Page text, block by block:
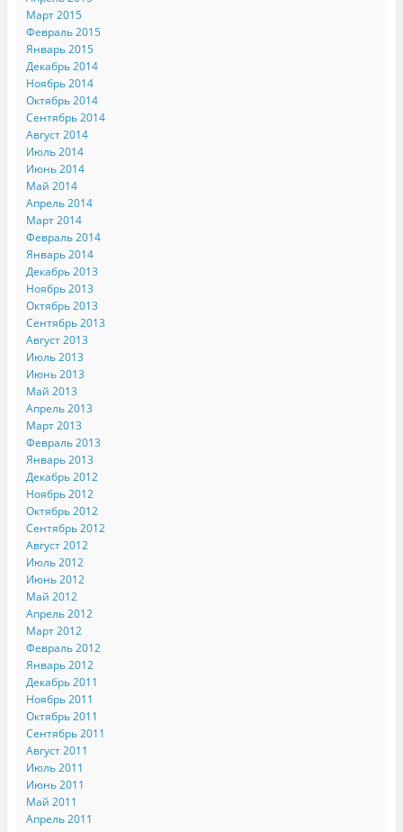
Март 2015
Февраль 2015
Январь 2015
Декабрь 2014
Ноябрь 2014
Октябрь 2014
Сентябрь 2014
Август 2014
Июль 2014
Июнь 2014
Май 2014
Апрель 2014
Март 2014
Февраль 2014
Январь 2014
Декабрь 2013
Ноябрь 2013
Октябрь 2013
Сентябрь 2013
Август 2013
Июль 2013
Июнь 2013
Май 2013
Апрель 2013
Март 2013
Февраль 2013
Январь 2013
Декабрь 2012
Ноябрь 2012
Октябрь 2012
Сентябрь 2012
Август 2012
Июль 2012
Июнь 2012
Май 2012
Апрель 2012
Март 2012
Февраль 2012
Январь 2012
Декабрь 2011
Ноябрь 2011
Октябрь 2011
Сентябрь 2011
Август 2011
Июль 2011
Июнь 2011
Май 2011
Апрель 2011